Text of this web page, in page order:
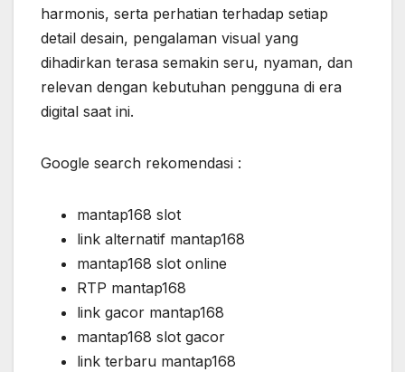
harmonis, serta perhatian terhadap setiap
detail desain, pengalaman visual yang
dihadirkan terasa semakin seru, nyaman, dan
relevan dengan kebutuhan pengguna di era
digital saat ini.
Google search rekomendasi :
mantap168 slot
link alternatif mantap168
mantap168 slot online
RTP mantap168
link gacor mantap168
mantap168 slot gacor
link terbaru mantap168